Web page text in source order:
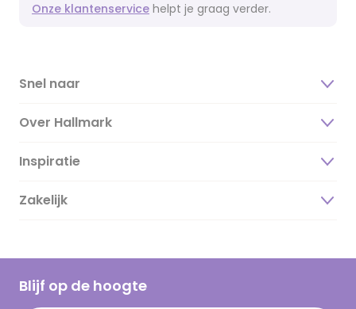
Onze klantenservice helpt je graag verder.
Snel naar
Over Hallmark
Over ons
Duurzaamheid
Hallmark Kaartclub
Inspiratie
Magazine
Cadeau inspiratie
Kaartinspiratie
Zakelijk
Blijf op de hoogte